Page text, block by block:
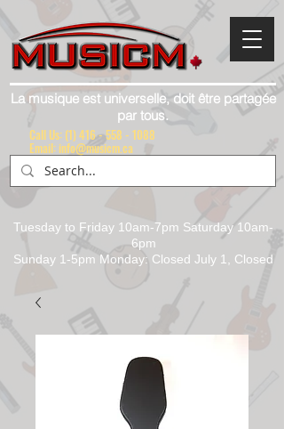
La musique est universelle, doit être partagée
par tous.
Tuesday to Friday 10am-7pm Saturday 10am-
6pm
Sunday 1-5pm Monday: Closed July 1, Closed
Call Us: (1) 416 - 558 - 1088
Email: info@musicm.ca